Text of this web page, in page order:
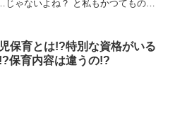
保育とは!?特別な資格がいる
保育内容は違うの!?